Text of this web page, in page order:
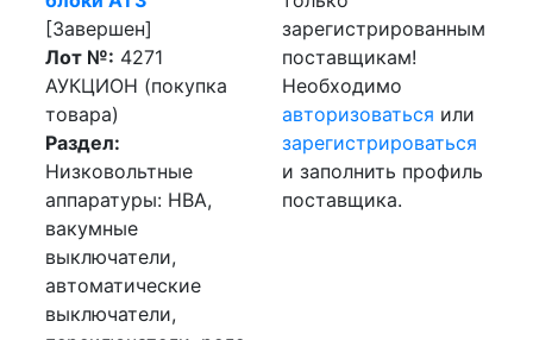
[Завершен]
Лот №: 4271
АУКЦИОН (покупка
товара)
Раздел:
Низковольтные
аппаратуры: НВА,
вакумные
выключатели,
автоматические
выключатели,
зарегистрированным
поставщикам!
Необходимо
авторизоваться или
зарегистрироваться
и заполнить профиль
поставщика.